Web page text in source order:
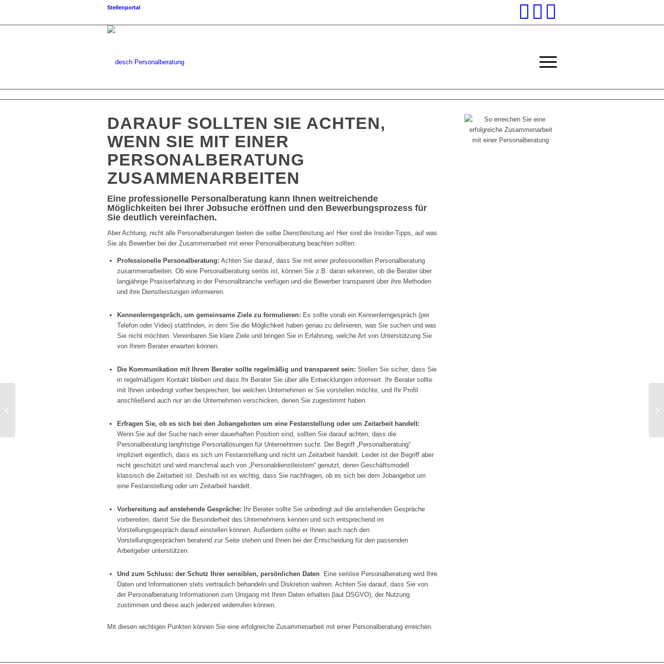
Stellenportal
DARAUF SOLLTEN SIE ACHTEN,
WENN SIE MIT EINER
PERSONALBERATUNG
ZUSAMMENARBEITEN
Eine professionelle Personalberatung kann Ihnen weitreichende
Möglichkeiten bei Ihrer Jobsuche eröffnen und den Bewerbungsprozess für
Sie deutlich vereinfachen.
Aber Achtung, nicht alle Personalberatungen bieten die selbe Dienstleistung an! Hier sind die Insider-Tipps, auf was
Sie als Bewerber bei der Zusammenarbeit mit einer Personalberatung beachten sollten:
Professionelle Personalberatung: Achten Sie darauf, dass Sie mit einer professionellen Personalberatung
zusammenarbeiten. Ob eine Personalberatung seriös ist, können Sie z.B. daran erkennen, ob die Berater über
langjährige Praxiserfahrung in der Personalbranche verfügen und die Bewerber transparent über ihre Methoden
und ihre Dienstleistungen informieren.
Kennenlerngespräch, um gemeinsame Ziele zu formulieren: Es sollte vorab ein Kennenlerngespräch (per
Telefon oder Video) stattfinden, in dem Sie die Möglichkeit haben genau zu definieren, was Sie suchen und was
Sie nicht möchten. Vereinbaren Sie klare Ziele und bringen Sie in Erfahrung, welche Art von Unterstützung Sie
von Ihrem Berater erwarten können.
Die Kommunikation mit Ihrem Berater sollte regelmäßig und transparent sein: Stellen Sie sicher, dass Sie
in regelmäßigem Kontakt bleiben und dass Ihr Berater Sie über alle Entwicklungen informiert. Ihr Berater sollte
mit Ihnen unbedingt vorher besprechen, bei welchen Unternehmen er Sie vorstellen möchte, und Ihr Profil
anschließend auch nur an die Unternehmen verschicken, denen Sie zugestimmt haben.
Erfragen Sie, ob es sich bei den Jobangeboten um eine Festanstellung oder um Zeitarbeit handelt:
Wenn Sie auf der Suche nach einer dauerhaften Position sind, sollten Sie darauf achten, dass die
Personalberatung langfristige Personallösungen für Unternehmen sucht. Der Begriff „Personalberatung“
impliziert eigentlich, dass es sich um Festanstellung und nicht um Zeitarbeit handelt. Leider ist der Begriff aber
nicht geschützt und wird manchmal auch von „Personaldienstleistern“ genutzt, deren Geschäftsmodell
klassisch die Zeitarbeit ist. Deshalb ist es wichtig, dass Sie nachfragen, ob es sich bei dem Jobangebot um
eine Festanstellung oder um Zeitarbeit handelt.
Vorbereitung auf anstehende Gespräche: Ihr Berater sollte Sie unbedingt auf die anstehenden Gespräche
vorbereiten, damit Sie die Besonderheit des Unternehmens kennen und sich entsprechend im
Vorstellungsgespräch darauf einstellen können. Außerdem sollte er Ihnen auch nach den
Vorstellungsgesprächen beratend zur Seite stehen und Ihnen bei der Entscheidung für den passenden
Arbeitgeber unterstützen.
Und zum Schluss: der Schutz Ihrer sensiblen, persönlichen Daten. Eine seriöse Personalberatung wird Ihre
Daten und Informationen stets vertraulich behandeln und Diskretion wahren. Achten Sie darauf, dass Sie von
der Personalberatung Informationen zum Umgang mit Ihren Daten erhalten (laut DSGVO), der Nutzung
zustimmen und diese auch jederzeit widerrufen können.
Mit diesen wichtigen Punkten können Sie eine erfolgreiche Zusammenarbeit mit einer Personalberatung erreichen.